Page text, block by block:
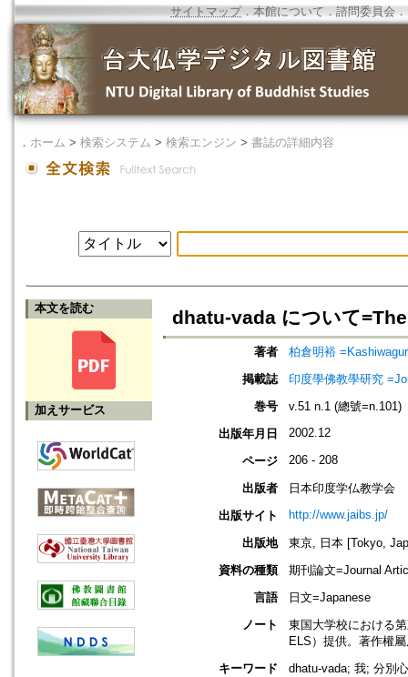
サイトマップ．本館について ． 諮問委員会 ．
． ホーム > 検索システム > 検索エンジン > 書誌の詳細内容
本文を読む
加えサービス
dhatu-vada について
著者
柏倉明裕
掲載誌
印度學佛教學研究
巻号
v.51 n.1 (總號=n.101)
出版年月日
2002.12
ページ 206 - 208
出版者
日本印度学仏教学会
出版サイト
http://www.jaibs.jp/
出版地
東京, 日本 [Tokyo,
資料の種類
期刊論文=Journal
言語
日文=Japanese
ノート
東国大学校における
ELS）提供。著作權
キーワード
dhatu-vada; 我; 分別心